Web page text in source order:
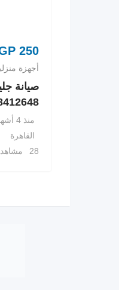
250
أجهزة
صيانة
01128412648
منذ 4 أشهر
القاهرة
28 مشاهدة